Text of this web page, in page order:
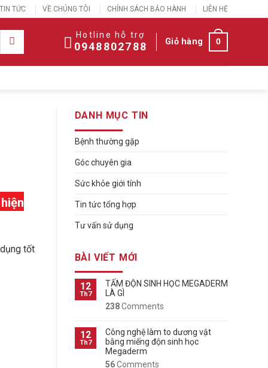
TIN TỨC VỀ CHÚNG TÔI CHÍNH SÁCH BẢO HÀNH LIÊN HỆ
Hotline hỗ trợ
0948802788 Giỏ hàng 0
tốt
DANH MỤC TIN
Bệnh thường gặp
Góc chuyên gia
Sức khỏe giới tính
Tin tức tổng hợp
Tư vấn sử dụng
BÀI VIẾT MỚI
12
Th7
TẤM ĐỘN SINH HỌC MEGADERM
LÀ GÌ
238Comments
12
Th7
Công nghệ làm to dương vật
bằng miếng độn sinh học
Megaderm
56Comments